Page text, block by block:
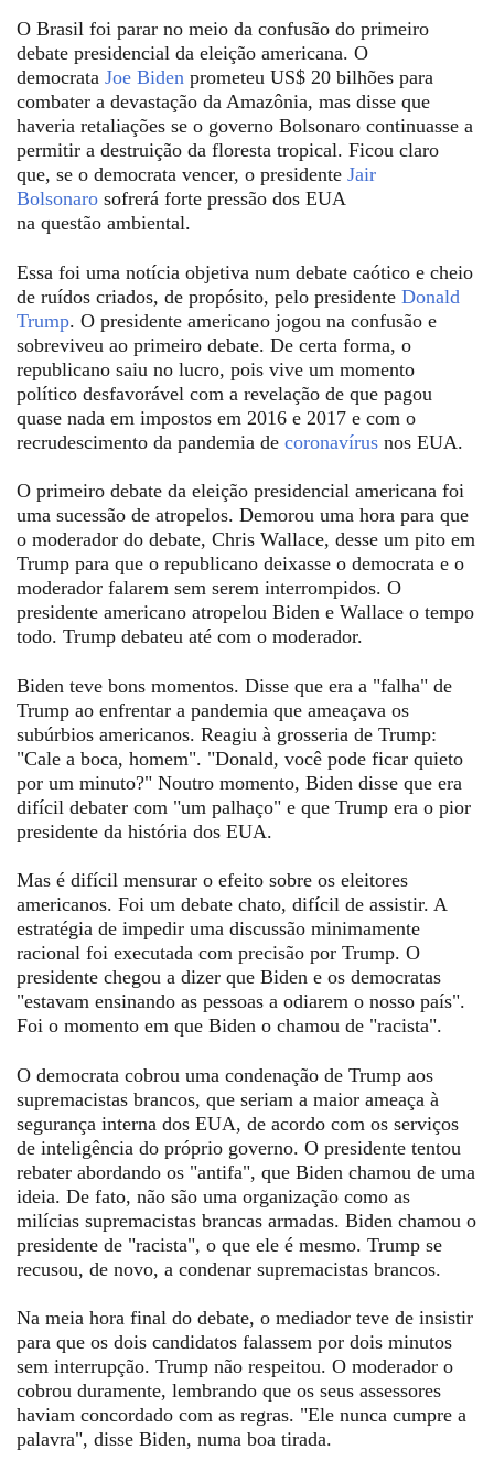
O Brasil foi parar no meio da confusão do primeiro
debate presidencial da eleição americana. O
democrata Joe Biden prometeu US$ 20 bilhões para
combater a devastação da Amazônia, mas disse que
haveria retaliações se o governo Bolsonaro continuasse a
permitir a destruição da floresta tropical. Ficou claro
que, se o democrata vencer, o presidente Jair
Bolsonaro sofrerá forte pressão dos EUA
na questão ambiental.
Essa foi uma notícia objetiva num debate caótico e cheio
de ruídos criados, de propósito, pelo presidente Donald
Trump. O presidente americano jogou na confusão e
sobreviveu ao primeiro debate. De certa forma, o
republicano saiu no lucro, pois vive um momento
político desfavorável com a revelação de que pagou
quase nada em impostos em 2016 e 2017 e com o
recrudescimento da pandemia de coronavírus nos EUA.
O primeiro debate da eleição presidencial americana foi
uma sucessão de atropelos. Demorou uma hora para que
o moderador do debate, Chris Wallace, desse um pito em
Trump para que o republicano deixasse o democrata e o
moderador falarem sem serem interrompidos. O
presidente americano atropelou Biden e Wallace o tempo
todo. Trump debateu até com o moderador.
Biden teve bons momentos. Disse que era a "falha" de
Trump ao enfrentar a pandemia que ameaçava os
subúrbios americanos. Reagiu à grosseria de Trump:
"Cale a boca, homem". "Donald, você pode ficar quieto
por um minuto?" Noutro momento, Biden disse que era
difícil debater com "um palhaço" e que Trump era o pior
presidente da história dos EUA.
Mas é difícil mensurar o efeito sobre os eleitores
americanos. Foi um debate chato, difícil de assistir. A
estratégia de impedir uma discussão minimamente
racional foi executada com precisão por Trump. O
presidente chegou a dizer que Biden e os democratas
"estavam ensinando as pessoas a odiarem o nosso país".
Foi o momento em que Biden o chamou de "racista".
O democrata cobrou uma condenação de Trump aos
supremacistas brancos, que seriam a maior ameaça à
segurança interna dos EUA, de acordo com os serviços
de inteligência do próprio governo. O presidente tentou
rebater abordando os "antifa", que Biden chamou de uma
ideia. De fato, não são uma organização como as
milícias supremacistas brancas armadas. Biden chamou o
presidente de "racista", o que ele é mesmo. Trump se
recusou, de novo, a condenar supremacistas brancos.
Na meia hora final do debate, o mediador teve de insistir
para que os dois candidatos falassem por dois minutos
sem interrupção. Trump não respeitou. O moderador o
cobrou duramente, lembrando que os seus assessores
haviam concordado com as regras. "Ele nunca cumpre a
palavra", disse Biden, numa boa tirada.